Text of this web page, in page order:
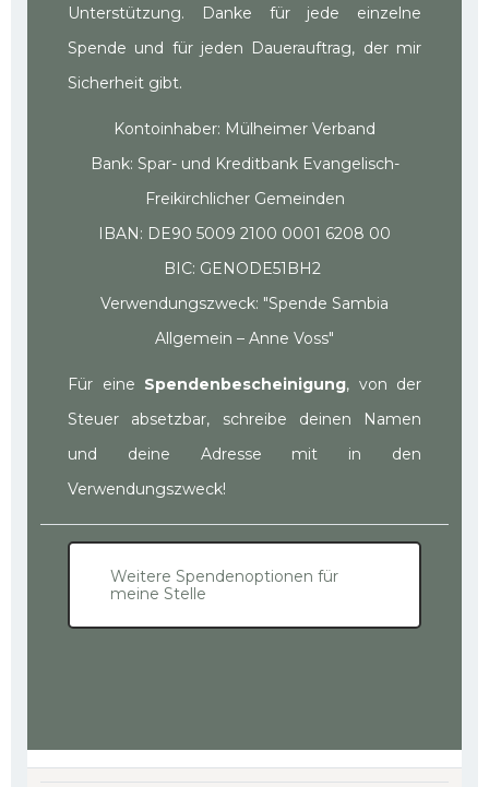
Unterstützung. Danke für jede einzelne
Spende und für jeden Dauerauftrag, der mir
Sicherheit gibt.
Kontoinhaber: Mülheimer Verband
Bank: Spar- und Kreditbank Evangelisch-
Freikirchlicher Gemeinden
IBAN: DE90 5009 2100 0001 6208 00
BIC: GENODE51BH2
Verwendungszweck: "Spende Sambia
Allgemein – Anne Voss"
Für eine Spendenbescheinigung, von der
Steuer absetzbar, schreibe deinen Namen
und deine Adresse mit in den
Verwendungszweck!
Weitere Spendenoptionen für
meine Stelle